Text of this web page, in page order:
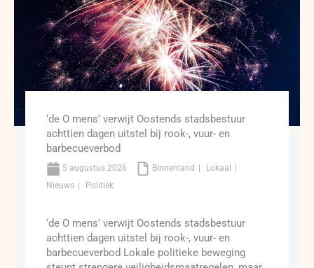
‘de O mens’ verwijt Oostends stadsbestuur
achttien dagen uitstel bij rook-, vuur- en
barbecueverbod
5 augustus 2026 Binnenland
Lokaal
Nieuws
Politiek
‘de O mens’ verwijt Oostends stadsbestuur
achttien dagen uitstel bij rook-, vuur- en
barbecueverbod Lokale politieke beweging